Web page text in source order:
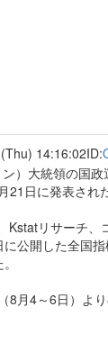
14:16:02ID:
）大統領の国
21日に発表された
Kstatリサーチ
公開した全国
8月4～6日）よ